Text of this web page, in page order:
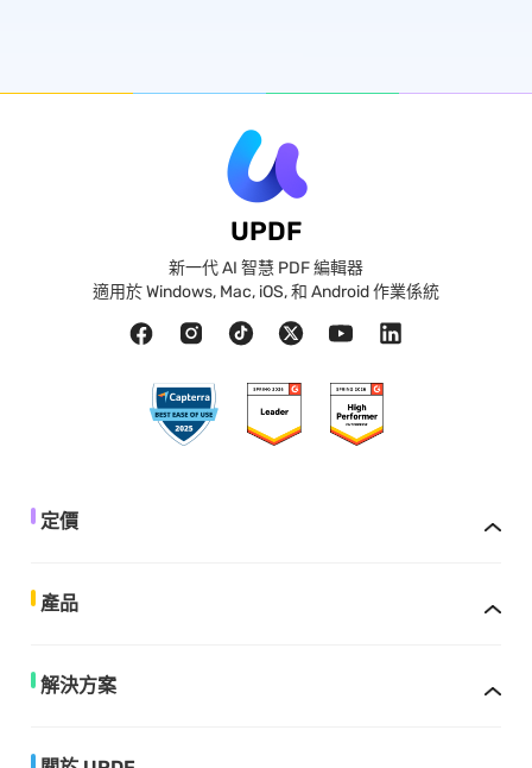
UPDF
新一代 AI 智慧 PDF 編輯器
適用於 Windows, Mac, iOS, 和 Android 作業係統
定價
產品
解決方案